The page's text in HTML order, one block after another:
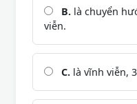
B. là chuyển
viễn.
C. là vĩnh viễn,